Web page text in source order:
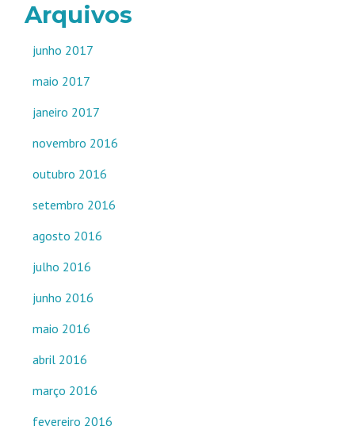
Arquivos
junho 2017
maio 2017
janeiro 2017
novembro 2016
outubro 2016
setembro 2016
agosto 2016
julho 2016
junho 2016
maio 2016
abril 2016
março 2016
fevereiro 2016